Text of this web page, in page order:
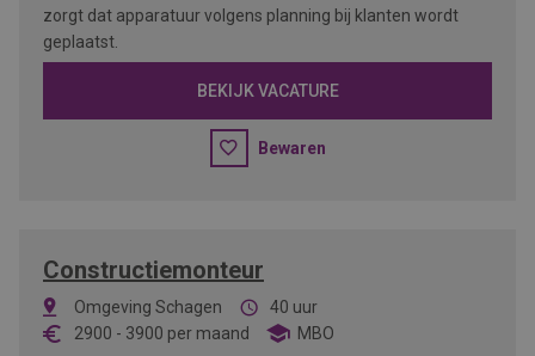
zorgt dat apparatuur volgens planning bij klanten wordt
geplaatst.
BEKIJK VACATURE
Bewaren
Constructiemonteur
Omgeving Schagen
40 uur
2900 - 3900 per maand MBO